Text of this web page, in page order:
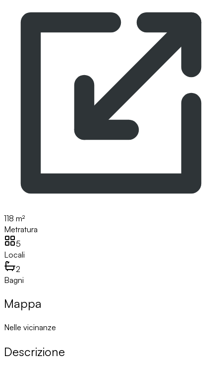
118 m²
Metratura
5
Locali
2
Bagni
Mappa
Nelle vicinanze
Descrizione